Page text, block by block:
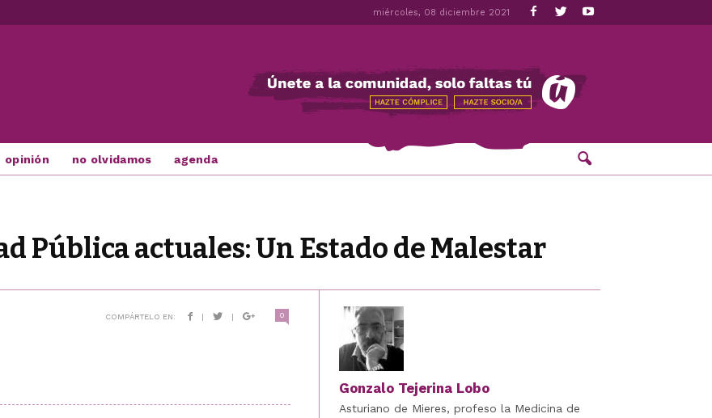
miércoles, 08 diciembre 2021
opinión no olvidamos agenda
Pública actuales: Un Estado de Malestar
COMPÁRTELO EN: | | 0
Gonzalo Tejerina Lobo
Asturiano de Mieres, profeso la Medicina de